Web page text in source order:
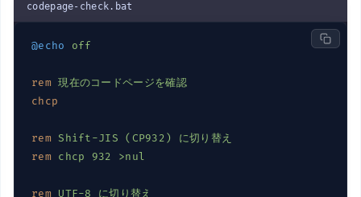
codepage-check.bat
@echo off
rem 現在のコードページを確認
chcp
rem
Shift-JIS (CP932) に切り替え
rem
chcp 932 >nul
rem
UTF-8 に切り替え